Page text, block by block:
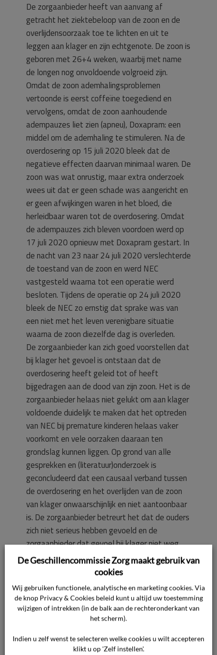
De zorgaanbieder heeft van aanvang af
getracht het ziektebeloop van de zoon en de
overlijdensoorzaak toe te lichten en uit te
leggen aan klager en zijn echtgenote. De zoon is
geboren met 26+4 weken, waarbij met name
de longen nog onvoldoende volgroeid zijn.
Omdat de zoon ademhalingsproblemen
vertoonde is eerst coffeïne toegediend en
vervolgens, omdat de zoon aanhoudende
adempauzes liet zien (apneu), Doxapram: een
middel om de ademhaling te stimuleren. Na de
overdosering op 15 juli 2020 bleek dat de
negatieve effecten daarvan minimaal waren. De
zoon was wat onrustig, maar extra onderzoek
wees uit dat er geen schade was aangericht en
er geen afwijkingen waren in het bloed, die
herleidbaar waren tot de overdosering. Omdat
de adempauzes zich bleven voordoen werd op
17 juli 2020 opnieuw met Doxapram gestart. In
de nacht van 23 naar 24 juli 2020 verslechterde
de toestand van de zoon en werd NEC
vastgesteld waarna tot een operatie werd
besloten. Tijdens de operatie op 24 juli 2020
bleek de NEC zo ernstig dat sprake was van
een niet met het leven verenigbare situatie
waarna de zoon diezelfde dag is overleden.
De zorgaanbieder kan zich goed voorstellen dat
bij klager het gevoel is ontstaan dat de
overdosering heeft geleid tot of heeft
bijgedragen aan de dood van zijn zoon. Het is de
zorgaanbieder helaas niet gelukt om aan klager
voldoende duidelijk te maken dat het optreden
van NEC bij premature kinderen helaas vaker
voorkomt en vele oorzaken daaraan ten
grondslag kunnen liggen. Op grond van alle
gesprekken en (literatuur)onderzoek is
geconcludeerd dat een causaal verband tussen
de overdosering en het overlijden van de zoon
van klager onwaarschijnlijk en niet aantoonbaar
is. De zorgaanbieder betreurt het dat de ouders
zich niet serieus hebben gevoeld en de
zorgaanbieder dat gevoel bij klager niet weg
heeft kunnen nemen.
De zorgaanbieder heeft alle medewerking
verleend in het IGJ onderzoek, de interne
klachtenprocedure en de eerdere procedure bij
de commissie en heeft getracht met klager tot
een minnelijke regeling te komen. De
zorgaanbieder heeft veelvuldig
De Geschillencommissie Zorg maakt gebruik van
cookies
Wij gebruiken functionele, analytische en marketing cookies. Via
de knop Privacy & Cookies beleid kunt u altijd uw toestemming
wijzigen of intrekken (in de balk aan de rechteronderkant van
het scherm).
Indien u zelf wenst te selecteren welke cookies u wilt accepteren
klikt u op 'Zelf instellen'.